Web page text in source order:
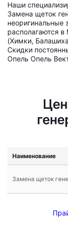
Наши
Замена щеток
неоригинальные
располагаются
(Химки,
Скидки
Опель Опель
Наименование
Замена щеток